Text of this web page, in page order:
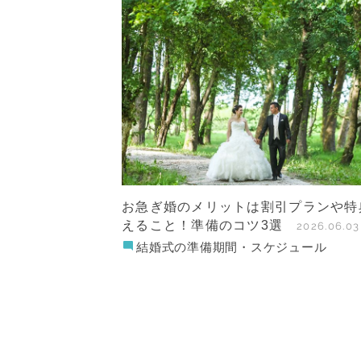
お急ぎ婚のメリットは割引プランや
えること！準備のコツ3選
2026.06.03
結婚式の準備期間・スケジュール